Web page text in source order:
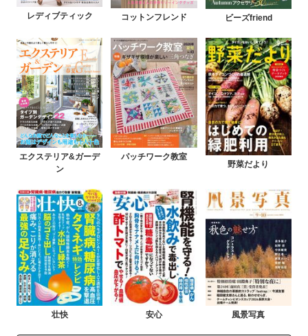
レディブティック コットンフレンド ビーズfriend
エクステリア&ガーデ
ン
パッチワーク教室
野菜だより
壮快 安心 風景写真